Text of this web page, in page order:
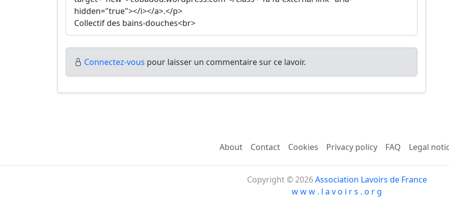
hidden="true"></i></a>.</p>
Collectif des bains-douches<br>
Connectez-vous pour laisser un commentaire sur ce lavoir.
About Contact Cookies Privacy policy FAQ Legal
Copyright © 2026Association Lavoirs de France
w w w . l a v o i r s . o r g